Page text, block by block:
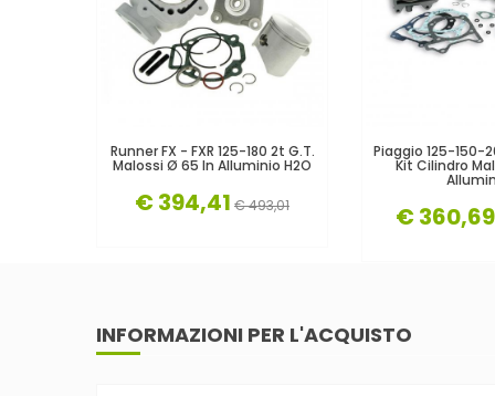
Runner FX - FXR 125-180 2t G.T.
Malossi Ø 65 In Alluminio H2O
€ 394,41 € 493,01
Piaggio 125-150-
Kit Cilindro
€ 360,69
INFORMAZIONI PER L'ACQUISTO